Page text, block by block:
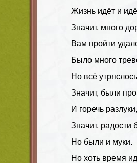
Жизнь идёт и
Значит, много
Вам пройти
Было много
Но всё
Значит, были
И горечь разлуки,
Значит, радости
Но были и муки.
Но хоть время